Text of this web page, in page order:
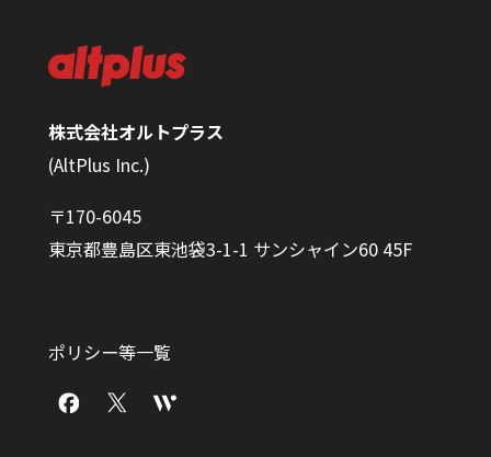
株式会社オルトプラス
(AltPlus Inc.)
〒170-6045
東京都豊島区東池袋3-1-1 サンシャイン60 45F
ポリシー等一覧